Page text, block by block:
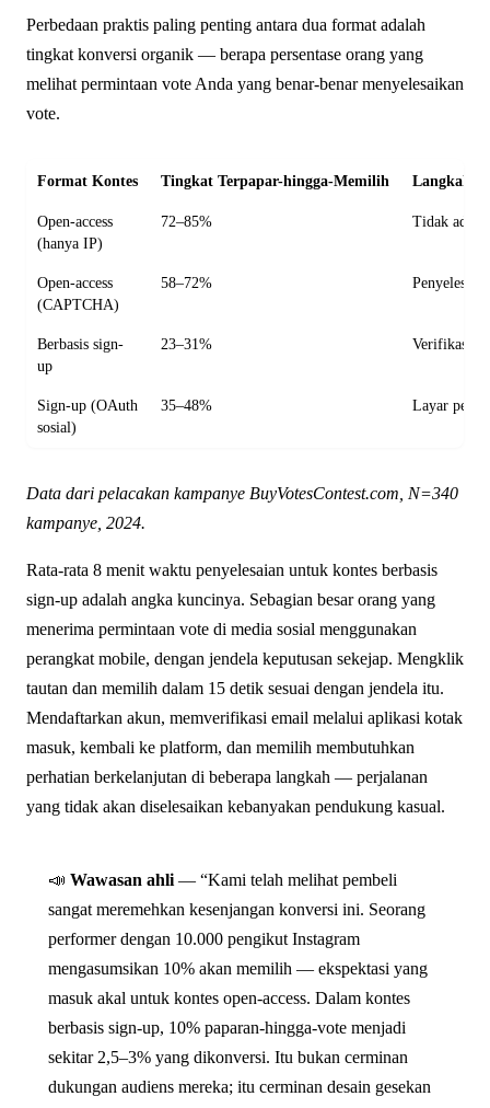
Perbedaan praktis paling penting antara dua format adalah
tingkat konversi organik — berapa persentase orang yang
melihat permintaan vote Anda yang benar-benar menyelesaikan
vote.
Format Kontes Tingkat Terpapar-hingga-Memilih Langkah
Open-access
(hanya IP)
72–85% Tidak ada
Open-access
(CAPTCHA)
58–72%
Berbasis sign-
up
23–31% Verifikasi
Sign-up (OAuth
sosial)
35–48% Layar
Data dari pelacakan kampanye BuyVotesContest.com, N=340
kampanye, 2024.
Rata-rata 8 menit waktu penyelesaian untuk kontes berbasis
sign-up adalah angka kuncinya. Sebagian besar orang yang
menerima permintaan vote di media sosial menggunakan
perangkat mobile, dengan jendela keputusan sekejap. Mengklik
tautan dan memilih dalam 15 detik sesuai dengan jendela itu.
Mendaftarkan akun, memverifikasi email melalui aplikasi kotak
masuk, kembali ke platform, dan memilih membutuhkan
perhatian berkelanjutan di beberapa langkah — perjalanan
yang tidak akan diselesaikan kebanyakan pendukung kasual.
📣 Wawasan ahli — “Kami telah melihat pembeli
sangat meremehkan kesenjangan konversi ini. Seorang
performer dengan 10.000 pengikut Instagram
mengasumsikan 10% akan memilih — ekspektasi yang
masuk akal untuk kontes open-access. Dalam kontes
berbasis sign-up, 10% paparan-hingga-vote menjadi
sekitar 2,5–3% yang dikonversi. Itu bukan cerminan
dukungan audiens mereka; itu cerminan desain gesekan